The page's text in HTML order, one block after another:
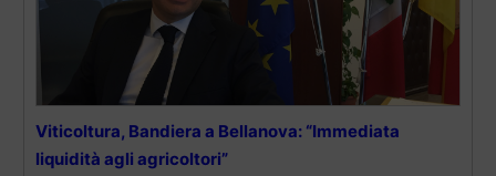
Viticoltura, Bandiera a Bellanova: “Immediata
liquidità agli agricoltori”